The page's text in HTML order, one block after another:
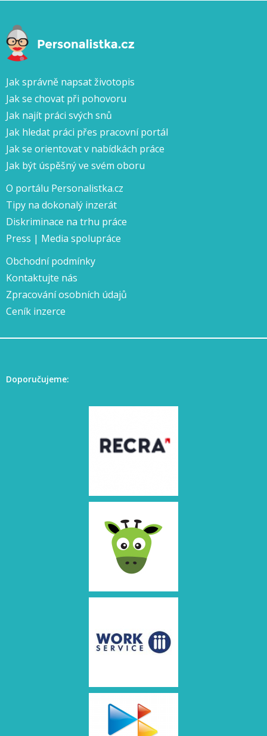
Jak správně napsat životopis
Jak se chovat při pohovoru
Jak najít práci svých snů
Jak hledat práci přes pracovní portál
Jak se orientovat v nabídkách práce
Jak být úspěšný ve svém oboru
O portálu Personalistka.cz
Tipy na dokonalý inzerát
Diskriminace na trhu práce
Press | Media spolupráce
Obchodní podmínky
Kontaktujte nás
Zpracování osobních údajů
Ceník inzerce
Doporučujeme: